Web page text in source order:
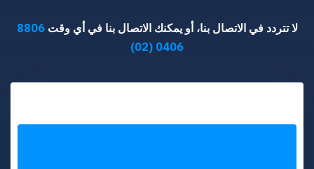
لا تتردد في الاتصال بنا، أو يمكنك الاتصال بنا في أي وقت 8806
0406 (02)